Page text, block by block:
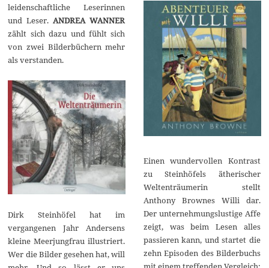
leidenschaftliche Leserinnen
und Leser. ANDREA WANNER
zählt sich dazu und fühlt sich
von zwei Bilderbüchern mehr
als verstanden.
Dirk Steinhöfel hat im
vergangenen Jahr Andersens
kleine Meerjungfrau illustriert.
Wer die Bilder gesehen hat, will
Einen wundervollen Kontrast
zu Steinhöfels ätherischer
Weltenträumerin stellt
Anthony Brownes Willi dar.
Der unternehmungslustige Affe
zeigt, was beim Lesen alles
passieren kann, und startet die
zehn Episoden des Bilderbuchs